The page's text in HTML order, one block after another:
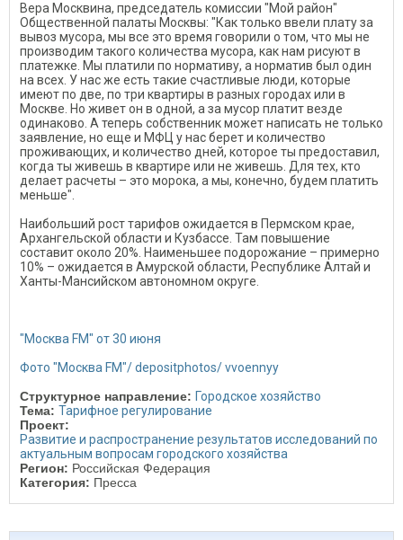
Вера Москвина, председатель комиссии "Мой район"
Общественной палаты Москвы: "Как только ввели плату за
вывоз мусора, мы все это время говорили о том, что мы не
производим такого количества мусора, как нам рисуют в
платежке. Мы платили по нормативу, а норматив был один
на всех. У нас же есть такие счастливые люди, которые
имеют по две, по три квартиры в разных городах или в
Москве. Но живет он в одной, а за мусор платит везде
одинаково. А теперь собственник может написать не только
заявление, но еще и МФЦ у нас берет и количество
проживающих, и количество дней, которое ты предоставил,
когда ты живешь в квартире или не живешь. Для тех, кто
делает расчеты – это морока, а мы, конечно, будем платить
меньше".
Наибольший рост тарифов ожидается в Пермском крае,
Архангельской области и Кузбассе. Там повышение
составит около 20%. Наименьшее подорожание – примерно
10% – ожидается в Амурской области, Республике Алтай и
Ханты-Мансийском автономном округе.
"Москва FM" от 30 июня
Фото "Москва FM"/ depositphotos/ vvoennyy
Структурное направление: Городское хозяйство
Тема: Тарифное регулирование
Проект:
Развитие и распространение результатов исследований по
актуальным вопросам городского хозяйства
Регион: Российская Федерация
Категория: Пресса